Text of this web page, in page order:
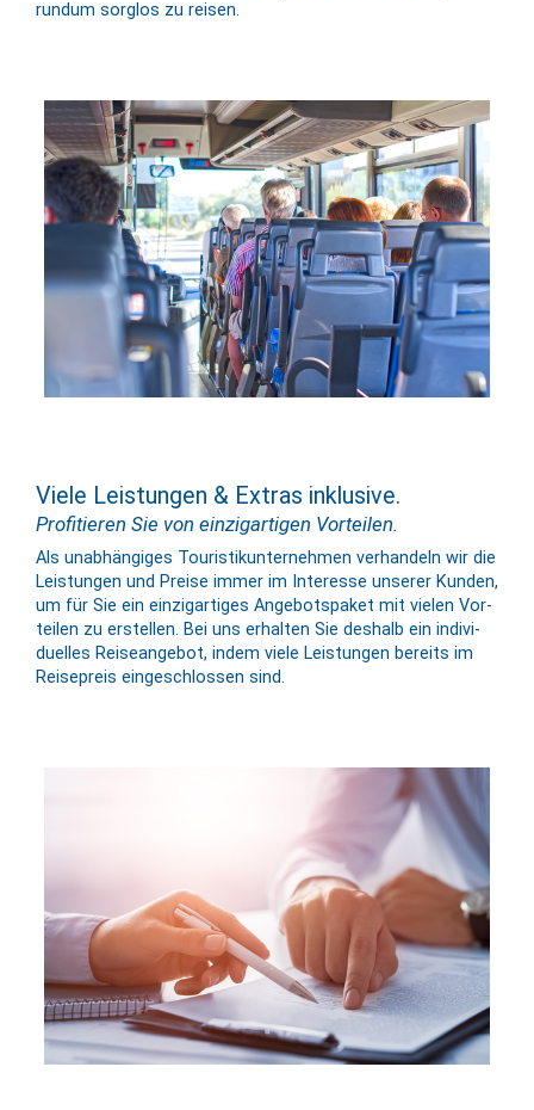
rundum sorglos zu reisen.
Viele Leistungen & Extras inklusive.
Profitieren Sie von einzigartigen Vorteilen.
Als un­ab­hängiges Touristik­unter­nehmen ver­handeln wir die
Leis­tungen und Preise immer im Inter­esse unserer Kunden,
um für Sie ein einzig­artiges Angebots­paket mit vielen Vor­
teilen zu er­stellen. Bei uns er­halten Sie deshalb ein in­di­vi­
du­elles Reise­angebot, indem viele Leis­tungen bereits im
Reise­preis ein­ge­schlossen sind.